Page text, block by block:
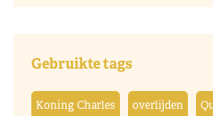
Gebruikte tags
Koning Charles overlijden